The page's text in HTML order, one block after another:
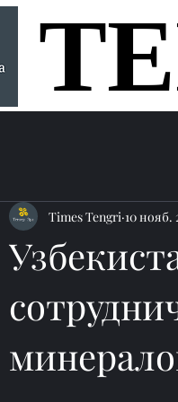
Times Tengri 10 нояб.